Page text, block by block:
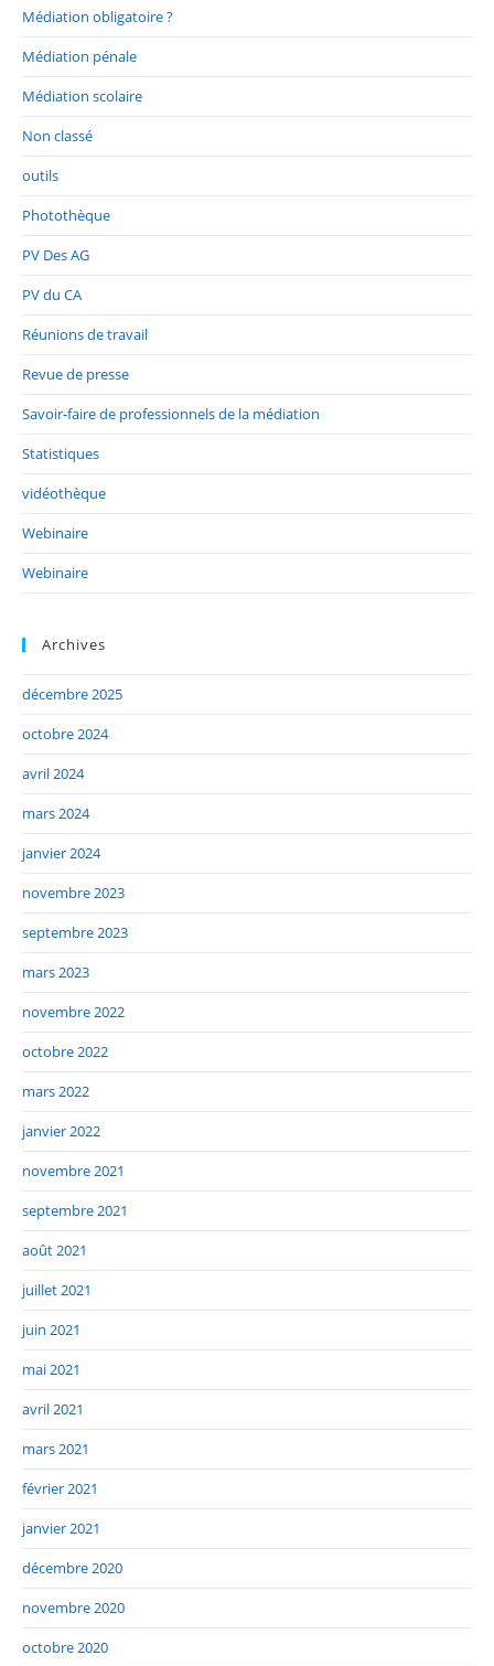
Médiation obligatoire ?
Médiation pénale
Médiation scolaire
Non classé
outils
Photothèque
PV Des AG
PV du CA
Réunions de travail
Revue de presse
Savoir-faire de professionnels de la médiation
Statistiques
vidéothèque
Webinaire
Webinaire
Archives
décembre 2025
octobre 2024
avril 2024
mars 2024
janvier 2024
novembre 2023
septembre 2023
mars 2023
novembre 2022
octobre 2022
mars 2022
janvier 2022
novembre 2021
septembre 2021
août 2021
juillet 2021
juin 2021
mai 2021
avril 2021
mars 2021
février 2021
janvier 2021
décembre 2020
novembre 2020
octobre 2020